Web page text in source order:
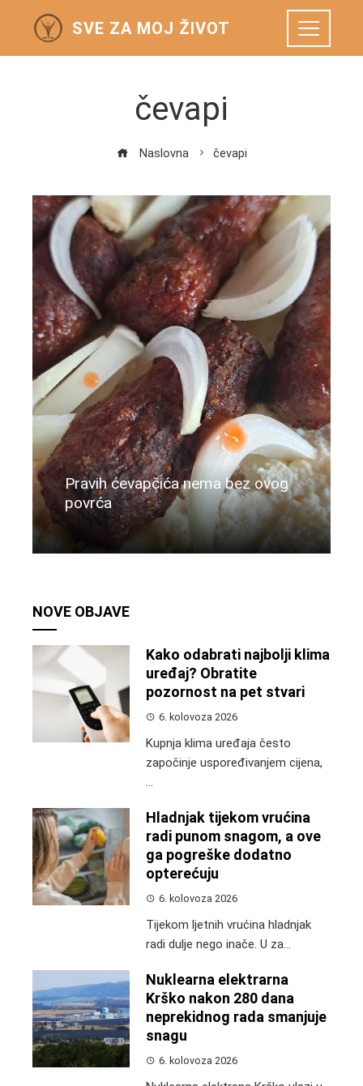
SVE ZA MOJ ŽIVOT
čevapi
Naslovna čevapi
Pravih ćevapčića nema bez ovog
povrća
NOVE OBJAVE
Kako odabrati najbolji klima
uređaj? Obratite
pozornost na pet stvari
6. kolovoza 2026
Kupnja klima uređaja često
započinje uspoređivanjem cijena,
Hladnjak tijekom vrućina
radi punom snagom, a ove
ga pogreške dodatno
opterećuju
6. kolovoza 2026
Tijekom ljetnih vrućina hladnjak
radi dulje nego inače. U za...
Nuklearna elektrarna
Krško nakon 280 dana
neprekidnog rada smanjuje
snagu
6. kolovoza 2026